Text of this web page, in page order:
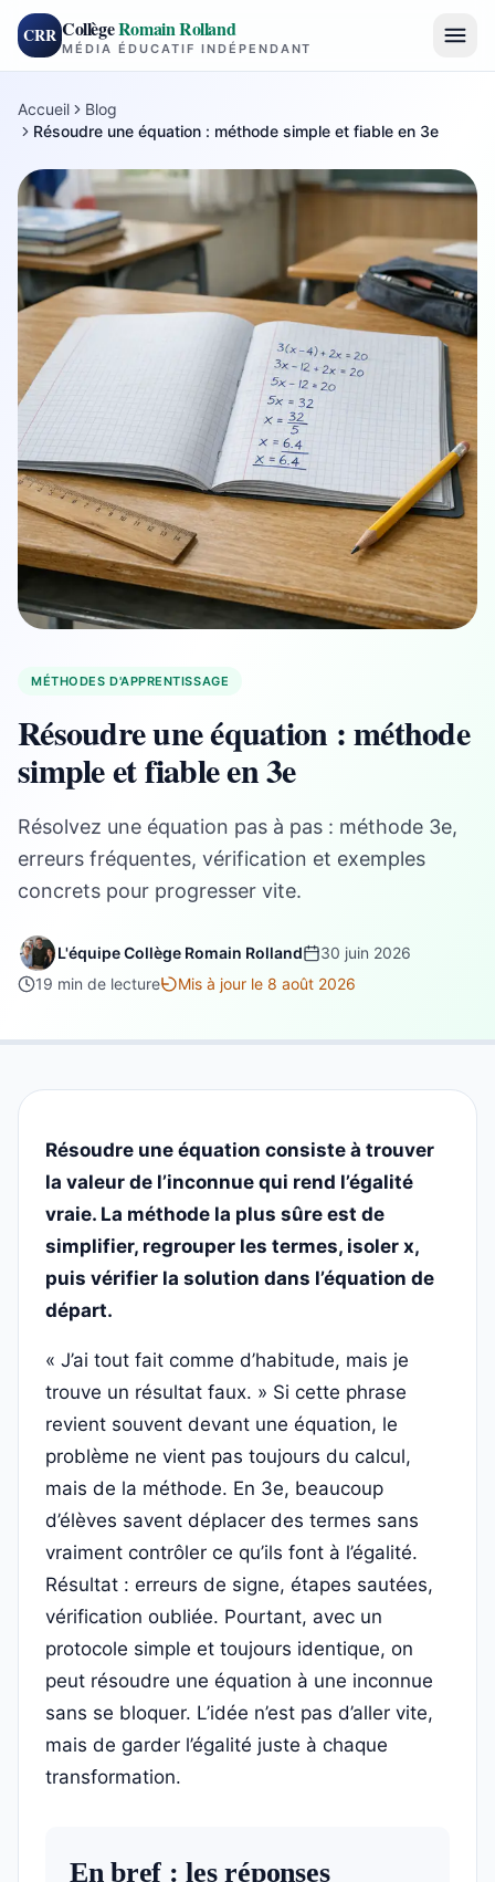
CRR CollègeRomain Rolland
MÉDIA ÉDUCATIF INDÉPENDANT
Accueil
Blog
Résoudre une équation : méthode simple et fiable en 3e
MÉTHODES D'APPRENTISSAGE
Résoudre une équation : méthode
simple et fiable en 3e
Résolvez une équation pas à pas : méthode 3e,
erreurs fréquentes, vérification et exemples
concrets pour progresser vite.
L'équipe Collège Romain Rolland
30 juin 2026
19 min de lecture
Mis à jour le 8 août 2026
Résoudre une équation consiste à trouver
la valeur de l’inconnue qui rend l’égalité
vraie. La méthode la plus sûre est de
simplifier, regrouper les termes, isoler x,
puis vérifier la solution dans l’équation de
départ.
« J’ai tout fait comme d’habitude, mais je
trouve un résultat faux. » Si cette phrase
revient souvent devant une équation, le
problème ne vient pas toujours du calcul,
mais de la méthode. En 3e, beaucoup
d’élèves savent déplacer des termes sans
vraiment contrôler ce qu’ils font à l’égalité.
Résultat : erreurs de signe, étapes sautées,
vérification oubliée. Pourtant, avec un
protocole simple et toujours identique, on
peut résoudre une équation à une inconnue
sans se bloquer. L’idée n’est pas d’aller vite,
mais de garder l’égalité juste à chaque
transformation.
En bref : les réponses